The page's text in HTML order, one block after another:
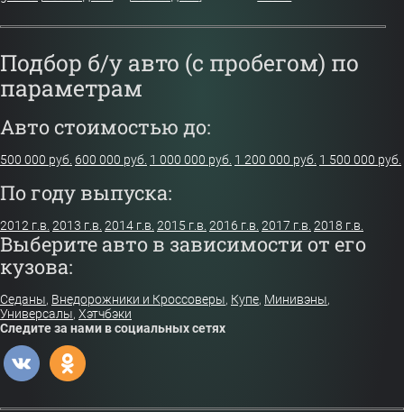
Подбор б/у авто (с пробегом) по
параметрам
Авто стоимостью до:
500 000 руб. 600 000 руб. 1 000 000 руб. 1 200 000 руб. 1 500 000 руб.
По году выпуска:
2012 г.в. 2013 г.в. 2014 г.в. 2015 г.в. 2016 г.в. 2017 г.в. 2018 г.в.
Выберите авто в зависимости от его
кузова:
Седаны, Внедорожники и Кроссоверы, Купе, Минивэны,
Универсалы, Хэтчбэки
Следите за нами в социальных сетях